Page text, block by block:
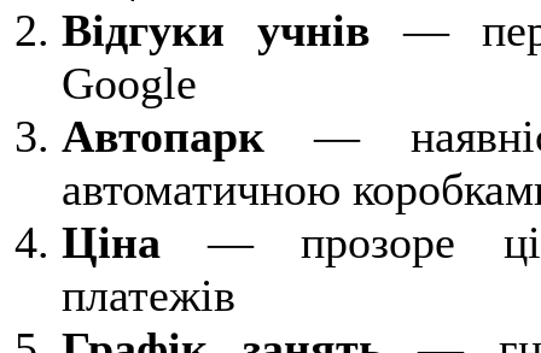
Відгуки учнів —
Google
Автопарк —
автоматичною
Ціна — прозоре
платежів